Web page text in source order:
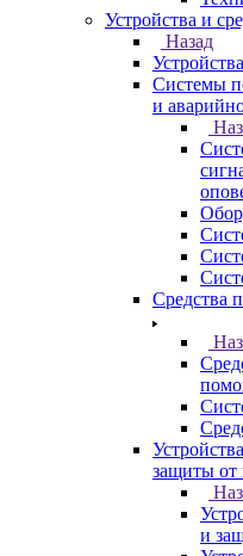
Устройства и
Назад
Системы
и
Средства
защиты от
и